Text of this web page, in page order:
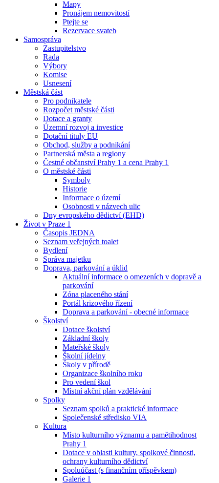
Mapy
Pronájem nemovitostí
Ptejte se
Rezervace svateb
Samospráva
Zastupitelstvo
Rada
Výbory
Komise
Usnesení
Městská část
Pro podnikatele
Rozpočet městské části
Dotace a granty
Územní rozvoj a investice
Dotační tituly EU
Obchod, služby a podnikání
Partnerská města a regiony
Čestné občanství Prahy 1 a cena Prahy 1
O městské části
Symboly
Historie
Informace o území
Osobnosti v názvech ulic
Dny evropského dědictví (EHD)
Život v Praze 1
Časopis JEDNA
Seznam veřejných toalet
Bydlení
Správa majetku
Doprava, parkování a úklid
Aktuální informace o omezeních v dopravě a
parkování
Zóna placeného stání
Portál krizového řízení
Doprava a parkování - obecné informace
Školství
Dotace školství
Základní školy
Mateřské školy
Školní jídelny
Školy v přírodě
Organizace školního roku
Pro vedení škol
Místní akční plán vzdělávání
Spolky
Seznam spolků a praktické informace
Společenské středisko VIA
Kultura
Místo kulturního významu a pamětihodnost
Prahy 1
Dotace v oblasti kultury, spolkové činnosti,
ochrany kulturního dědictví
Spoluúčast (s finančním příspěvkem)
Galerie 1